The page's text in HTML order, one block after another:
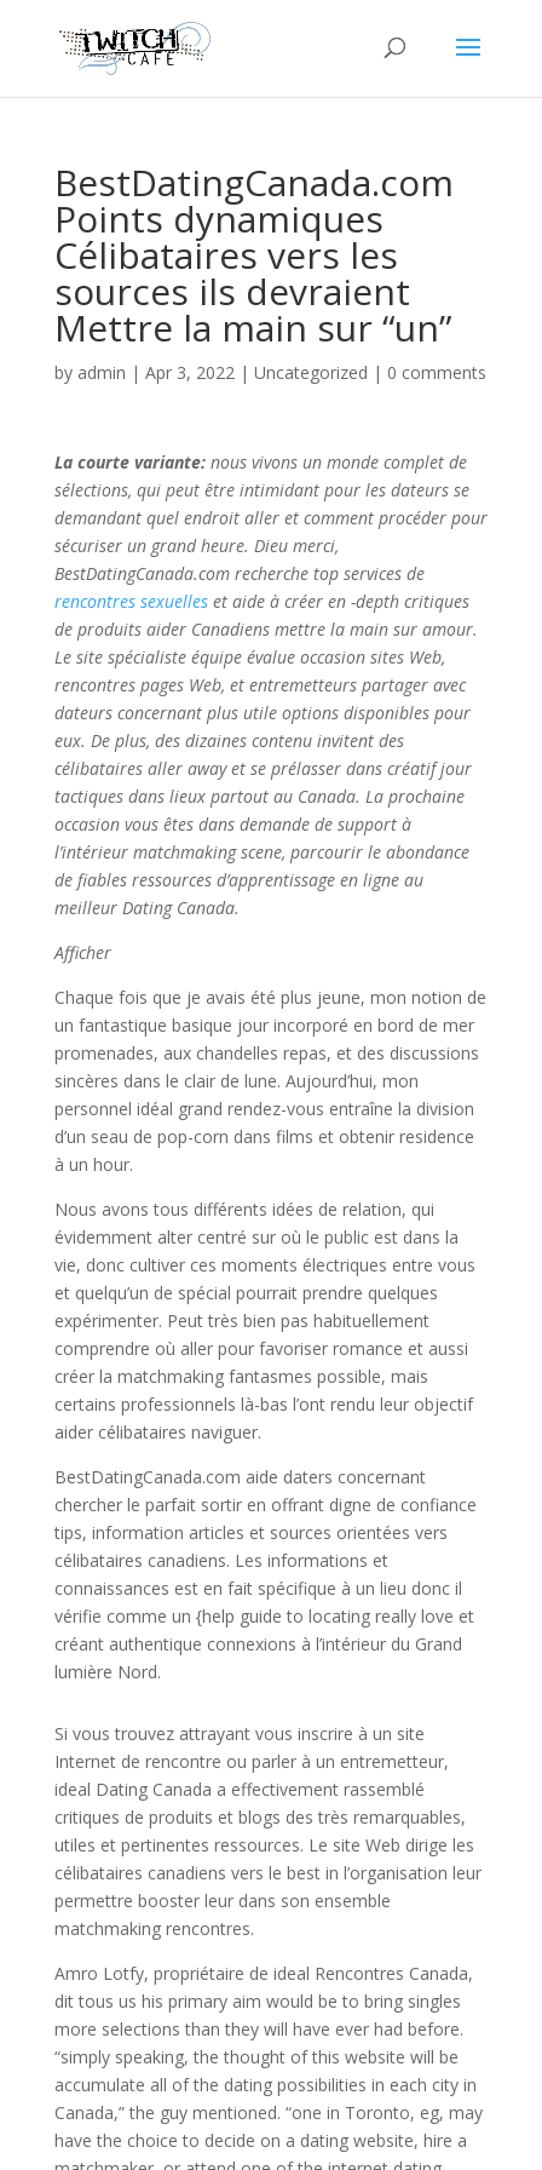
BestDatingCanada.com
Points dynamiques
Célibataires vers les
sources ils devraient
Mettre la main sur “un”
by admin | Apr 3, 2022| Uncategorized | 0 comments
La courte variante: nous vivons un monde complet de
sélections, qui peut être intimidant pour les dateurs se
demandant quel endroit aller et comment procéder pour
sécuriser un grand heure. Dieu merci,
BestDatingCanada.com recherche top services de
rencontres sexuelleset aide à créer en -depth critiques
de produits aider Canadiens mettre la main sur amour.
Le site spécialiste équipe évalue occasion sites Web,
rencontres pages Web, et entremetteurs partager avec
dateurs concernant plus utile options disponibles pour
eux. De plus, des dizaines contenu invitent des
célibataires aller away et se prélasser dans créatif jour
tactiques dans lieux partout au Canada. La prochaine
occasion vous êtes dans demande de support à
l’intérieur matchmaking scene, parcourir le abondance
de fiables ressources d’apprentissage en ligne au
meilleur Dating Canada.
Afficher
Chaque fois que je avais été plus jeune, mon notion de
un fantastique basique jour incorporé en bord de mer
promenades, aux chandelles repas, et des discussions
sincères dans le clair de lune. Aujourd’hui, mon
personnel idéal grand rendez-vous entraîne la division
d’un seau de pop-corn dans films et obtenir residence
à un hour.
Nous avons tous différents idées de relation, qui
évidemment alter centré sur où le public est dans la
vie, donc cultiver ces moments électriques entre vous
et quelqu’un de spécial pourrait prendre quelques
expérimenter. Peut très bien pas habituellement
comprendre où aller pour favoriser romance et aussi
créer la matchmaking fantasmes possible, mais
certains professionnels là-bas l’ont rendu leur objectif
aider célibataires naviguer.
BestDatingCanada.com aide daters concernant
chercher le parfait sortir en offrant digne de confiance
tips, information articles et sources orientées vers
célibataires canadiens. Les informations et
connaissances est en fait spécifique à un lieu donc il
vérifie comme un {help guide to locating really love et
créant authentique connexions à l’intérieur du Grand
lumière Nord.
Si vous trouvez attrayant vous inscrire à un site
Internet de rencontre ou parler à un entremetteur,
ideal Dating Canada a effectivement rassemblé
critiques de produits et blogs des très remarquables,
utiles et pertinentes ressources. Le site Web dirige les
célibataires canadiens vers le best in l’organisation leur
permettre booster leur dans son ensemble
matchmaking rencontres.
Amro Lotfy, propriétaire de ideal Rencontres Canada,
dit tous us his primary aim would be to bring singles
more selections than they will have ever had before.
“simply speaking, the thought of this website will be
accumulate all of the dating possibilities in each city in
Canada,” the guy mentioned. “one in Toronto, eg, may
have the choice to decide on a dating website, hire a